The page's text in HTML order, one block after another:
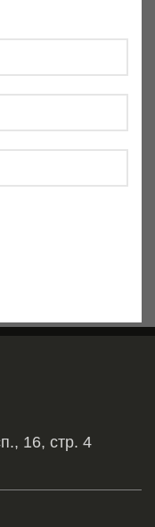
16, стр. 4